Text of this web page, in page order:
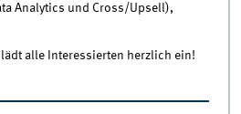
Analytics und Cross/Upsell),
alle Interessierten herzlich ein!
by Anja Stolz (Commerzbank AG)